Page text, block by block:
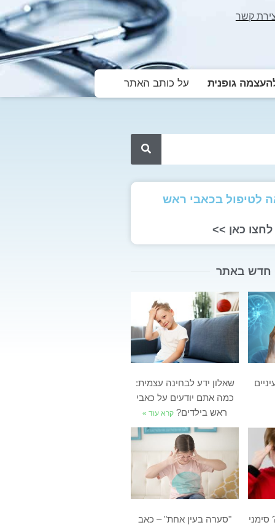
קשר
גופנית על כותב האתר
לטיפול בכאבי ראש
כאן >>
חדש באתר
שאלון ידע לבחינה עצמית:
כמה אתם יודעים על כאבי
ראש בילדים? קרא עוד »
סימני
"סערה בעין אחת" – כאב